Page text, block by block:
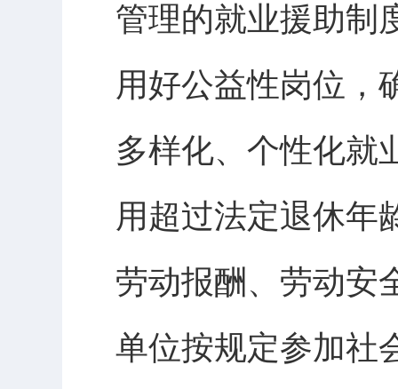
管理的就业援助制
用好公益性岗位，
多样化、个性化就
用超过法定退休年
劳动报酬、劳动安
单位按规定参加社